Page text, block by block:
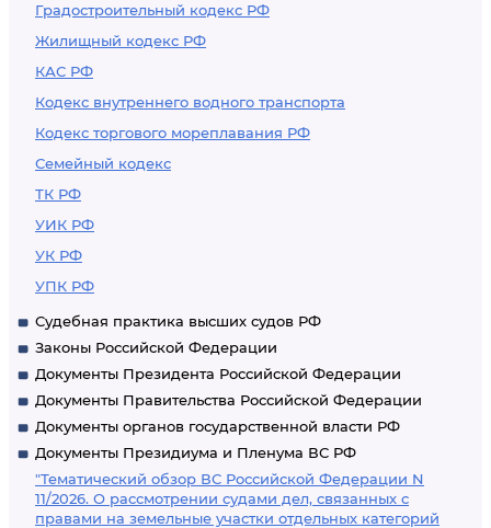
Градостроительный кодекс РФ
Жилищный кодекс РФ
КАС РФ
Кодекс внутреннего водного транспорта
Кодекс торгового мореплавания РФ
Семейный кодекс
ТК РФ
УИК РФ
УК РФ
УПК РФ
Судебная практика высших судов РФ
Законы Российской Федерации
Документы Президента Российской Федерации
Документы Правительства Российской Федерации
Документы органов государственной власти РФ
Документы Президиума и Пленума ВС РФ
"Тематический обзор ВС Российской Федерации N
11/2026. О рассмотрении судами дел, связанных с
правами на земельные участки отдельных категорий